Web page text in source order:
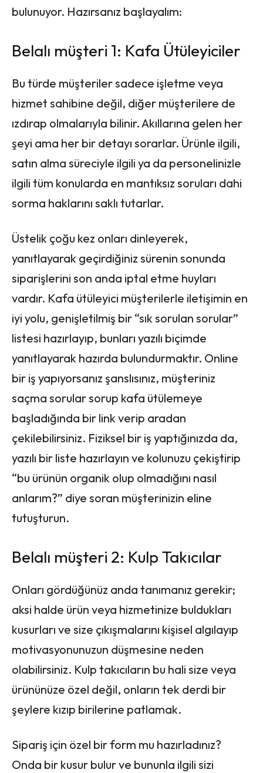
bulunuyor. Hazırsanız başlayalım:
Belalı müşteri 1: Kafa Ütüleyiciler
Bu türde müşteriler sadece işletme veya
hizmet sahibine değil, diğer müşterilere de
ızdırap olmalarıyla bilinir. Akıllarına gelen her
şeyi ama her bir detayı sorarlar. Ürünle ilgili,
satın alma süreciyle ilgili ya da personelinizle
ilgili tüm konularda en mantıksız soruları dahi
sorma haklarını saklı tutarlar.
Üstelik çoğu kez onları dinleyerek,
yanıtlayarak geçirdiğiniz sürenin sonunda
siparişlerini son anda iptal etme huyları
vardır. Kafa ütüleyici müşterilerle iletişimin en
iyi yolu, genişletilmiş bir “sık sorulan sorular”
listesi hazırlayıp, bunları yazılı biçimde
yanıtlayarak hazırda bulundurmaktır. Online
bir iş yapıyorsanız şanslısınız, müşteriniz
saçma sorular sorup kafa ütülemeye
başladığında bir link verip aradan
çekilebilirsiniz. Fiziksel bir iş yaptığınızda da,
yazılı bir liste hazırlayın ve kolunuzu çekiştirip
“bu ürünün organik olup olmadığını nasıl
anlarım?” diye soran müşterinizin eline
tutuşturun.
Belalı müşteri 2: Kulp Takıcılar
Onları gördüğünüz anda tanımanız gerekir;
aksi halde ürün veya hizmetinize buldukları
kusurları ve size çıkışmalarını kişisel algılayıp
motivasyonunuzun düşmesine neden
olabilirsiniz. Kulp takıcıların bu hali size veya
ürününüze özel değil, onların tek derdi bir
şeylere kızıp birilerine patlamak.
Sipariş için özel bir form mu hazırladınız?
Onda bir kusur bulur ve bununla ilgili sizi